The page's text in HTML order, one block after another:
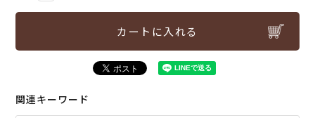
カートに入れる
関連キーワード